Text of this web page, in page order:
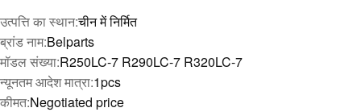
उत्पत्ति का स्थान:चीन में निर्मित
ब्रांड नाम:Belparts
मॉडल संख्या:R250LC-7 R290LC-7 R320LC-7
न्यूनतम आदेश मात्रा:1pcs
कीमत:Negotiated price